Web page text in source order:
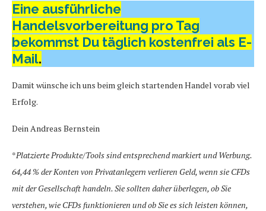
Eine ausführliche
Handelsvorbereitung pro Tag
bekommst Du täglich kostenfrei als E-
Mail.
Damit wünsche ich uns beim gleich startenden Handel vorab viel
Erfolg.
Dein Andreas Bernstein
*Platzierte Produkte/Tools sind entsprechend markiert und Werbung.
64,44 % der Konten von Privatanlegern verlieren Geld, wenn sie CFDs
mit der Gesellschaft handeln. Sie sollten daher überlegen, ob Sie
verstehen, wie CFDs funktionieren und ob Sie es sich leisten können,